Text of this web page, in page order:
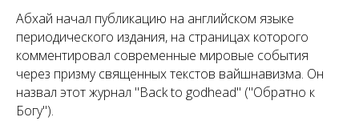
Абхай начал публикацию на английском языке
периодического издания, на страницах которого
комментировал современные мировые события
через призму священных текстов вайшнавизма. Он
назвал этот журнал "Back to godhead" ("Обратно к
Богу").